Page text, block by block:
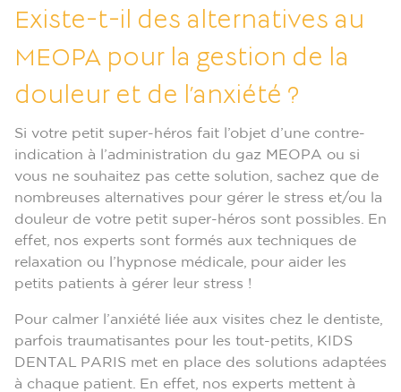
Existe-t-il des alternatives au
MEOPA pour la gestion de la
douleur et de l’anxiété ?
Si votre petit super-héros fait l’objet d’une contre-
indication à l’administration du gaz MEOPA ou si
vous ne souhaitez pas cette solution, sachez que de
nombreuses alternatives pour gérer le stress et/ou la
douleur de votre petit super-héros sont possibles. En
effet, nos experts sont formés aux techniques de
relaxation ou l’hypnose médicale, pour aider les
petits patients à gérer leur stress !
Pour calmer l’anxiété liée aux visites chez le dentiste,
parfois traumatisantes pour les tout-petits, KIDS
DENTAL PARIS met en place des solutions adaptées
à chaque patient. En effet, nos experts mettent à